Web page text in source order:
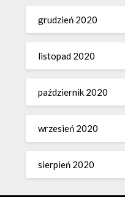
grudzień 2020
listopad 2020
październik 2020
wrzesień 2020
sierpień 2020